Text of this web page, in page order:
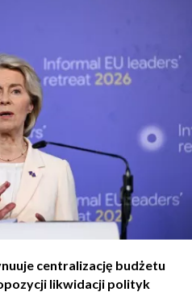
centralizację budżetu
likwidacji polityk